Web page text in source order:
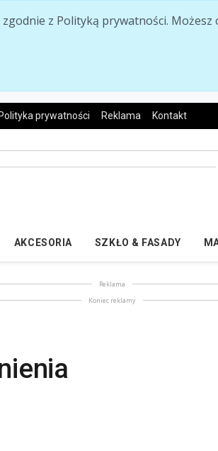
z Polityką prywatności.
Polityka prywatności Reklama Kontakt
AKCESORIA SZKŁO & FASADY
Reklama
Koniec reklamy